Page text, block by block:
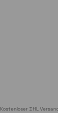
Kostenloser DHL